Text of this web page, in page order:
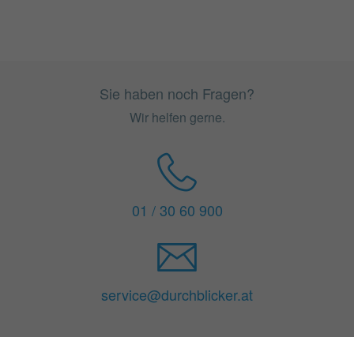
Sie haben noch Fragen?
Wir helfen gerne.
01 / 30 60 900
service@durchblicker.at